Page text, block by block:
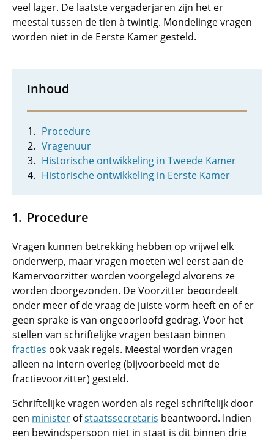
veel lager. De laatste vergaderjaren zijn het er
meestal tussen de tien à twintig. Mondelinge vragen
worden niet in de Eerste Kamer gesteld.
Inhoud
Procedure
Vragenuur
Historische ontwikkeling in Tweede Kamer
Historische ontwikkeling in Eerste Kamer
Procedure
Vragen kunnen betrekking hebben op vrijwel elk
onderwerp, maar vragen moeten wel eerst aan de
Kamervoorzitter worden voorgelegd alvorens ze
worden doorgezonden. De Voorzitter beoordeelt
onder meer of de vraag de juiste vorm heeft en of er
geen sprake is van ongeoorloofd gedrag. Voor het
stellen van schriftelijke vragen bestaan binnen
fracties ook vaak regels. Meestal worden vragen
alleen na intern overleg (bijvoorbeeld met de
fractievoorzitter) gesteld.
Schriftelijke vragen worden als regel schriftelijk door
een minister ofstaatssecretaris beantwoord. Indien
een bewindspersoon niet in staat is dit binnen drie